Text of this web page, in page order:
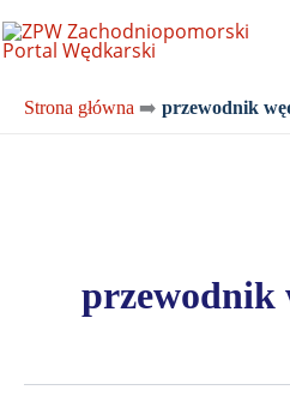
do
Strona główna ➡️ przewodnik
przewodnik